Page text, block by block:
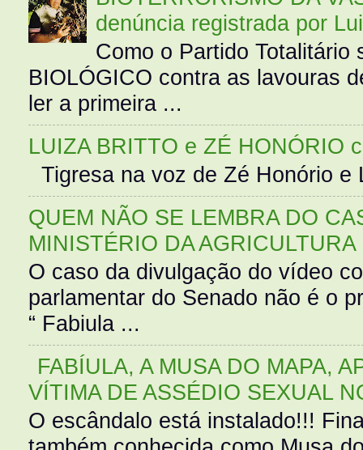
denúncia registrada por
Como o Partido Totalitário
BIOLÓGICO contra as lavouras
ler a primeira ...
LUIZA BRITTO e ZÉ HONÓRIO
Tigresa na voz de Zé Honório
QUEM NÃO SE LEMBRA DO
MINISTÉRIO DA AGRICULTURA
O caso da divulgação do vídeo
parlamentar do Senado não é o
“ Fabiula ...
FABÍULA, A MUSA DO MAPA,
VÍTIMA DE ASSÉDIO SEXUAL
O escândalo está instalado!!!